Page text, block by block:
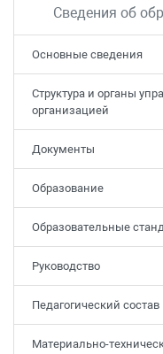
Сведения об
Основные сведения
Структура и органы
организацией
Документы
Образование
Образовательные
Руководство
Педагогический состав
Материально-